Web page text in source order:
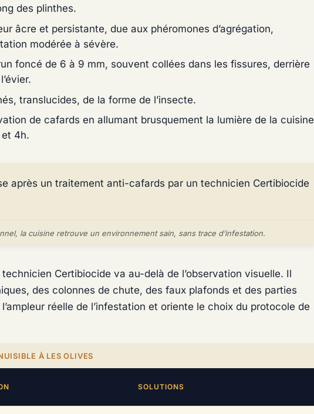
des plinthes.
âcre et persistante, due aux phéromones d’agrégation,
modérée à sévère.
foncé de 6 à 9 mm, souvent collées dans les fissures, derrière
translucides, de la forme de l’insecte.
de cafards en allumant brusquement la lumière de la cuisine
4h.
la cuisine retrouve un environnement sain, sans trace d’infestation.
Certibiocide va au-delà de l’observation visuelle. Il
des colonnes de chute, des faux plafonds et des parties
réelle de l’infestation et oriente le choix du protocole de
À LES OLIVES
SOLUTIONS